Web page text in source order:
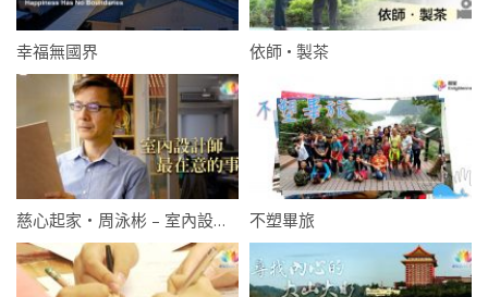
幸福無國界 依師 • 製茶
慈心起家・周泳彬 – 室內設計師最在意的事 不塑畢旅